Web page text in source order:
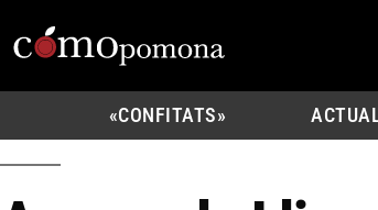
«CONFITATS»